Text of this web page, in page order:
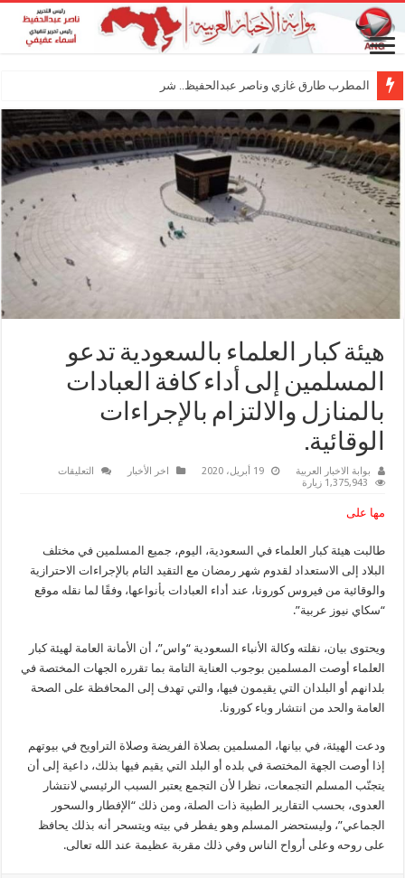
المطرب طارق غازي وناصر عبدالحفيظ.. شراكة فنية
هيئة كبار العلماء بالسعودية تدعو
المسلمين إلى أداء كافة العبادات
بالمنازل والالتزام بالإجراءات
الوقائية.
بوابة الاخبار العربية 19 أبريل، 2020 اخر الأخبار التعليقات
إلى
أداء
كافة
العبادات
بالمنازل
مغلقة
1,375,943 زيارة
مها على
طالبت هيئة كبار العلماء في السعودية، اليوم، جميع المسلمين في مختلف
البلاد إلى الاستعداد لقدوم شهر رمضان مع التقيد التام بالإجراءات الاحترازية
والوقائية من فيروس كورونا، عند أداء العبادات بأنواعها، وفقًا لما نقله موقع
“سكاي نيوز عربية”.
ويحتوى بيان، نقلته وكالة الأنباء السعودية “واس”، أن الأمانة العامة لهيئة كبار
العلماء أوصت المسلمين بوجوب العناية التامة بما تقرره الجهات المختصة في
بلدانهم أو البلدان التي يقيمون فيها، والتي تهدف إلى المحافظة على الصحة
العامة والحد من انتشار وباء كورونا.
ودعت الهيئة، في بيانها، المسلمين بصلاة الفريضة وصلاة التراويح في بيوتهم
إذا أوصت الجهة المختصة في بلده أو البلد التي يقيم فيها بذلك، داعية إلى أن
يتجنّب المسلم التجمعات، نظرا لأن التجمع يعتبر السبب الرئيسي لانتشار
العدوى، بحسب التقارير الطبية ذات الصلة، ومن ذلك “الإفطار والسحور
الجماعي”، وليستحضر المسلم وهو يفطر في بيته ويتسحر أنه بذلك يحافظ
على روحه وعلى أرواح الناس وفي ذلك مقربة عظيمة عند الله تعالى.